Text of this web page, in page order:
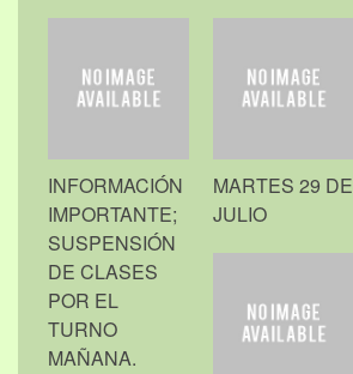
INFORMACIÓN
IMPORTANTE;
SUSPENSIÓN
DE CLASES
POR EL
TURNO
MAÑANA.
MARTES 29 DE
JULIO